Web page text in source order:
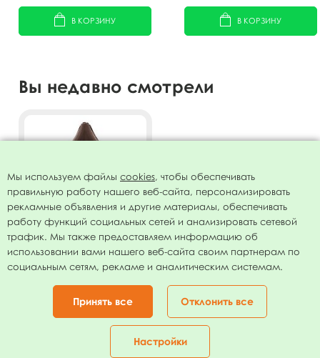
Корзина
В КОРЗИНУ В КОРЗИНУ
Вы недавно смотрели
Звезда С Твоим Днем!
19"/50см
74.00руб.
Мы используем файлы cookies, чтобы обеспечивать
правильную работу нашего веб-сайта, персонализировать
рекламные объявления и другие материалы, обеспечивать
работу функций социальных сетей и анализировать сетевой
трафик. Мы также предоставляем информацию об
использовании вами нашего веб-сайта своим партнерам по
социальным сетям, рекламе и аналитическим системам.
Принять все Отклонить все
Настройки